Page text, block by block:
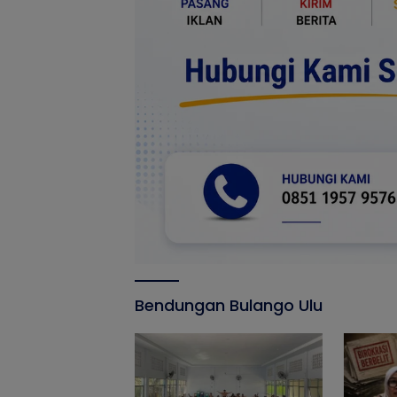
Bendungan Bulango Ulu